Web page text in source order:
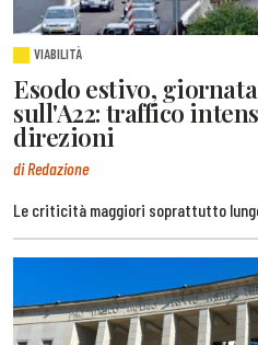
VIABILITÀ
Esodo estivo,
sull'A22: traffico
direzioni
di Redazione
Le criticità maggiori soprattutto